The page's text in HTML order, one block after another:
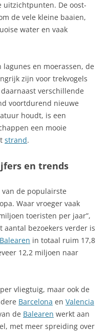
uitzichtpunten. De oost-
de vele kleine baaien,
water en vaak
en moerassen, de
zijn voor trekvogels
verschillende
voortdurend nieuwe
houdt, is een
een mooie
strand.
en trends
de populairste
Waar vroeger vaak
toeristen per jaar”,
bezoekers verder is
Balearen in totaal ruim 17,8
12,2 miljoen naar
vliegtuig, maar ook de
Barcelona en Valencia
de Balearen werkt aan
met meer spreiding over